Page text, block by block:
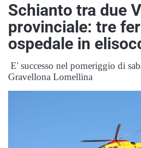
Schianto tra due
provinciale: tre
ospedale in
E' successo nel pomeriggio di
Gravellona Lomellina